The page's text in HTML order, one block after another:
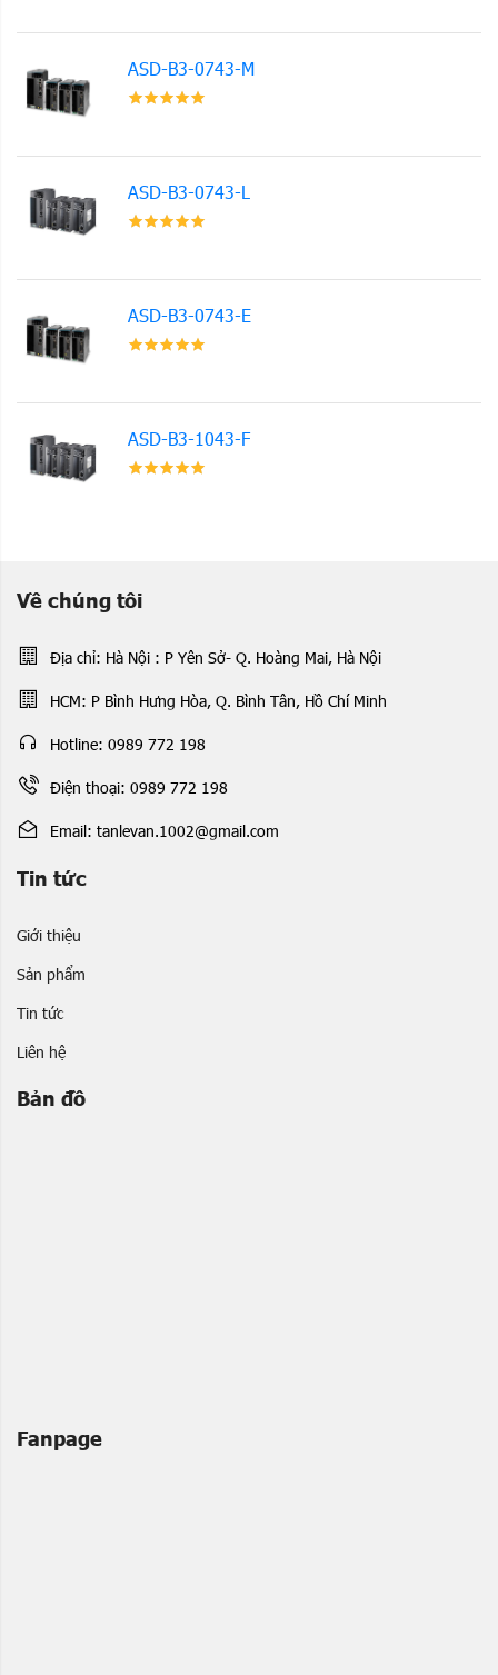
ASD-B3-0743-M
ASD-B3-0743-L
ASD-B3-0743-E
ASD-B3-1043-F
Về chúng tôi
Địa chỉ: Hà Nội : P Yên Sở- Q. Hoàng Mai, Hà Nội
HCM: P Bình Hưng Hòa, Q. Bình Tân, Hồ Chí Minh
Hotline: 0989 772 198
Điện thoại: 0989 772 198
Email: tanlevan.1002@gmail.com
Tin tức
Giới thiệu
Sản phẩm
Tin tức
Liên hệ
Bản đồ
Fanpage